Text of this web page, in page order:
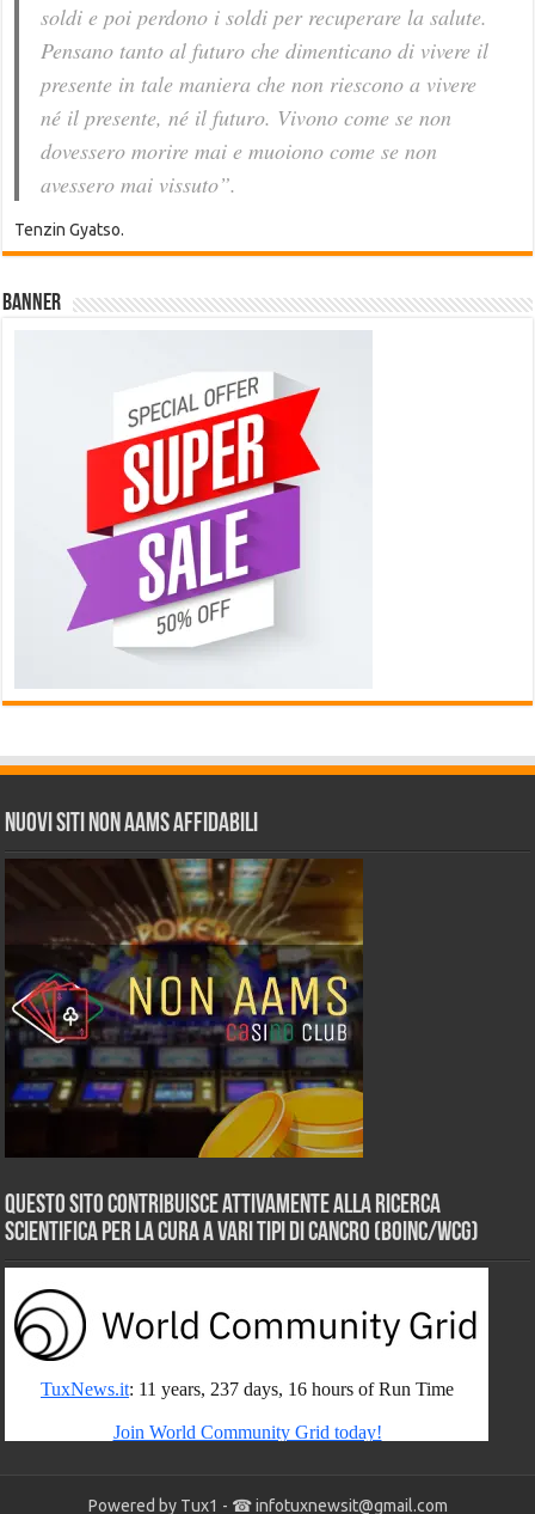
soldi e poi perdono i soldi per recuperare la salute.
Pensano tanto al futuro che dimenticano di vivere il
presente in tale maniera che non riescono a vivere
né il presente, né il futuro. Vivono come se non
dovessero morire mai e muoiono come se non
avessero mai vissuto”.
Tenzin Gyatso.
Banner
Nuovi siti non AAMS affidabili
Questo sito contribuisce attivamente alla ricerca
scientifica per la cura a vari tipi di Cancro (BOINC/WCG)
Powered by Tux1 - ☎infotuxnewsit@gmail.com